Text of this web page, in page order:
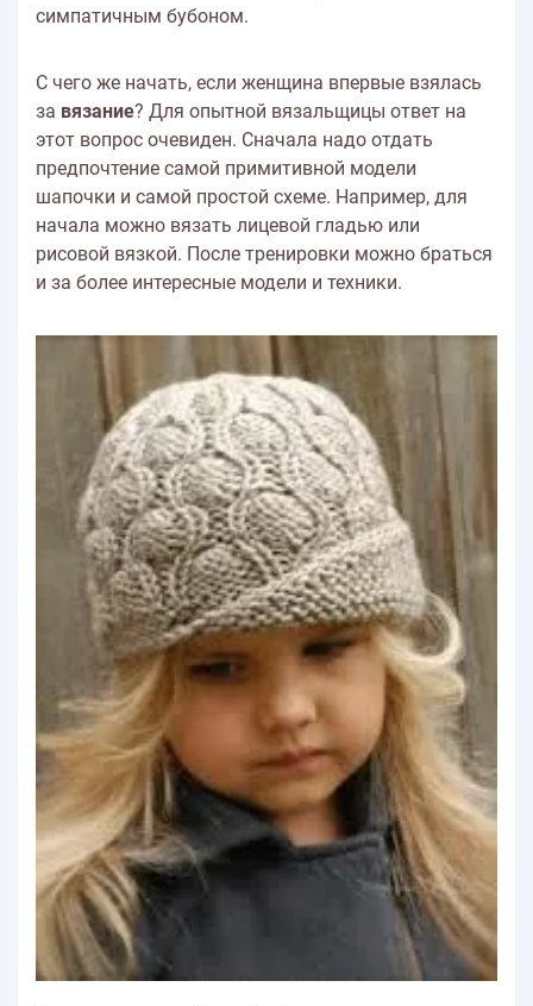
симпатичным бубоном.
С чего же начать, если женщина впервые взялась
за вязание? Для опытной вязальщицы ответ на
этот вопрос очевиден. Сначала надо отдать
предпочтение самой примитивной модели
шапочки и самой простой схеме. Например, для
начала можно вязать лицевой гладью или
рисовой вязкой. После тренировки можно браться
и за более интересные модели и техники.